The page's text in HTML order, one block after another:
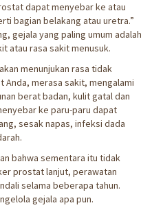
dapat menyebar ke atau
bagian belakang atau uretra.”
gejala yang paling umum adalah
atau rasa sakit menusuk.
menunjukan rasa tidak
Anda, merasa sakit, mengalami
berat badan, kulit gatal dan
ke paru-paru dapat
sesak napas, infeksi dada
bahwa sementara itu tidak
prostat lanjut, perawatan
selama beberapa tahun.
gejala apa pun.